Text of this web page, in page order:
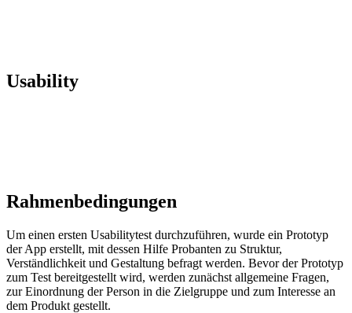
Usability
Rahmenbedingungen
Um einen ersten Usabilitytest durchzuführen, wurde ein Prototyp
der App erstellt, mit dessen Hilfe Probanten zu Struktur,
Verständlichkeit und Gestaltung befragt werden. Bevor der Prototyp
zum Test bereitgestellt wird, werden zunächst allgemeine Fragen,
zur Einordnung der Person in die Zielgruppe und zum Interesse an
dem Produkt gestellt.